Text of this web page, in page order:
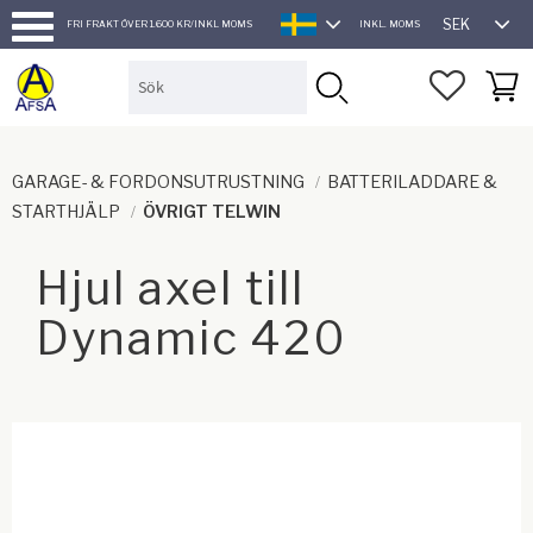
Meny
FRI FRAKT ÖVER 1.600 KR/INKL MOMS
SVENSKA
INKL. MOMS SEK
GARAGE- & FORDONSUTRUSTNING
BATTERILADDARE &
STARTHJÄLP
ÖVRIGT TELWIN
Hjul axel till
Dynamic 420